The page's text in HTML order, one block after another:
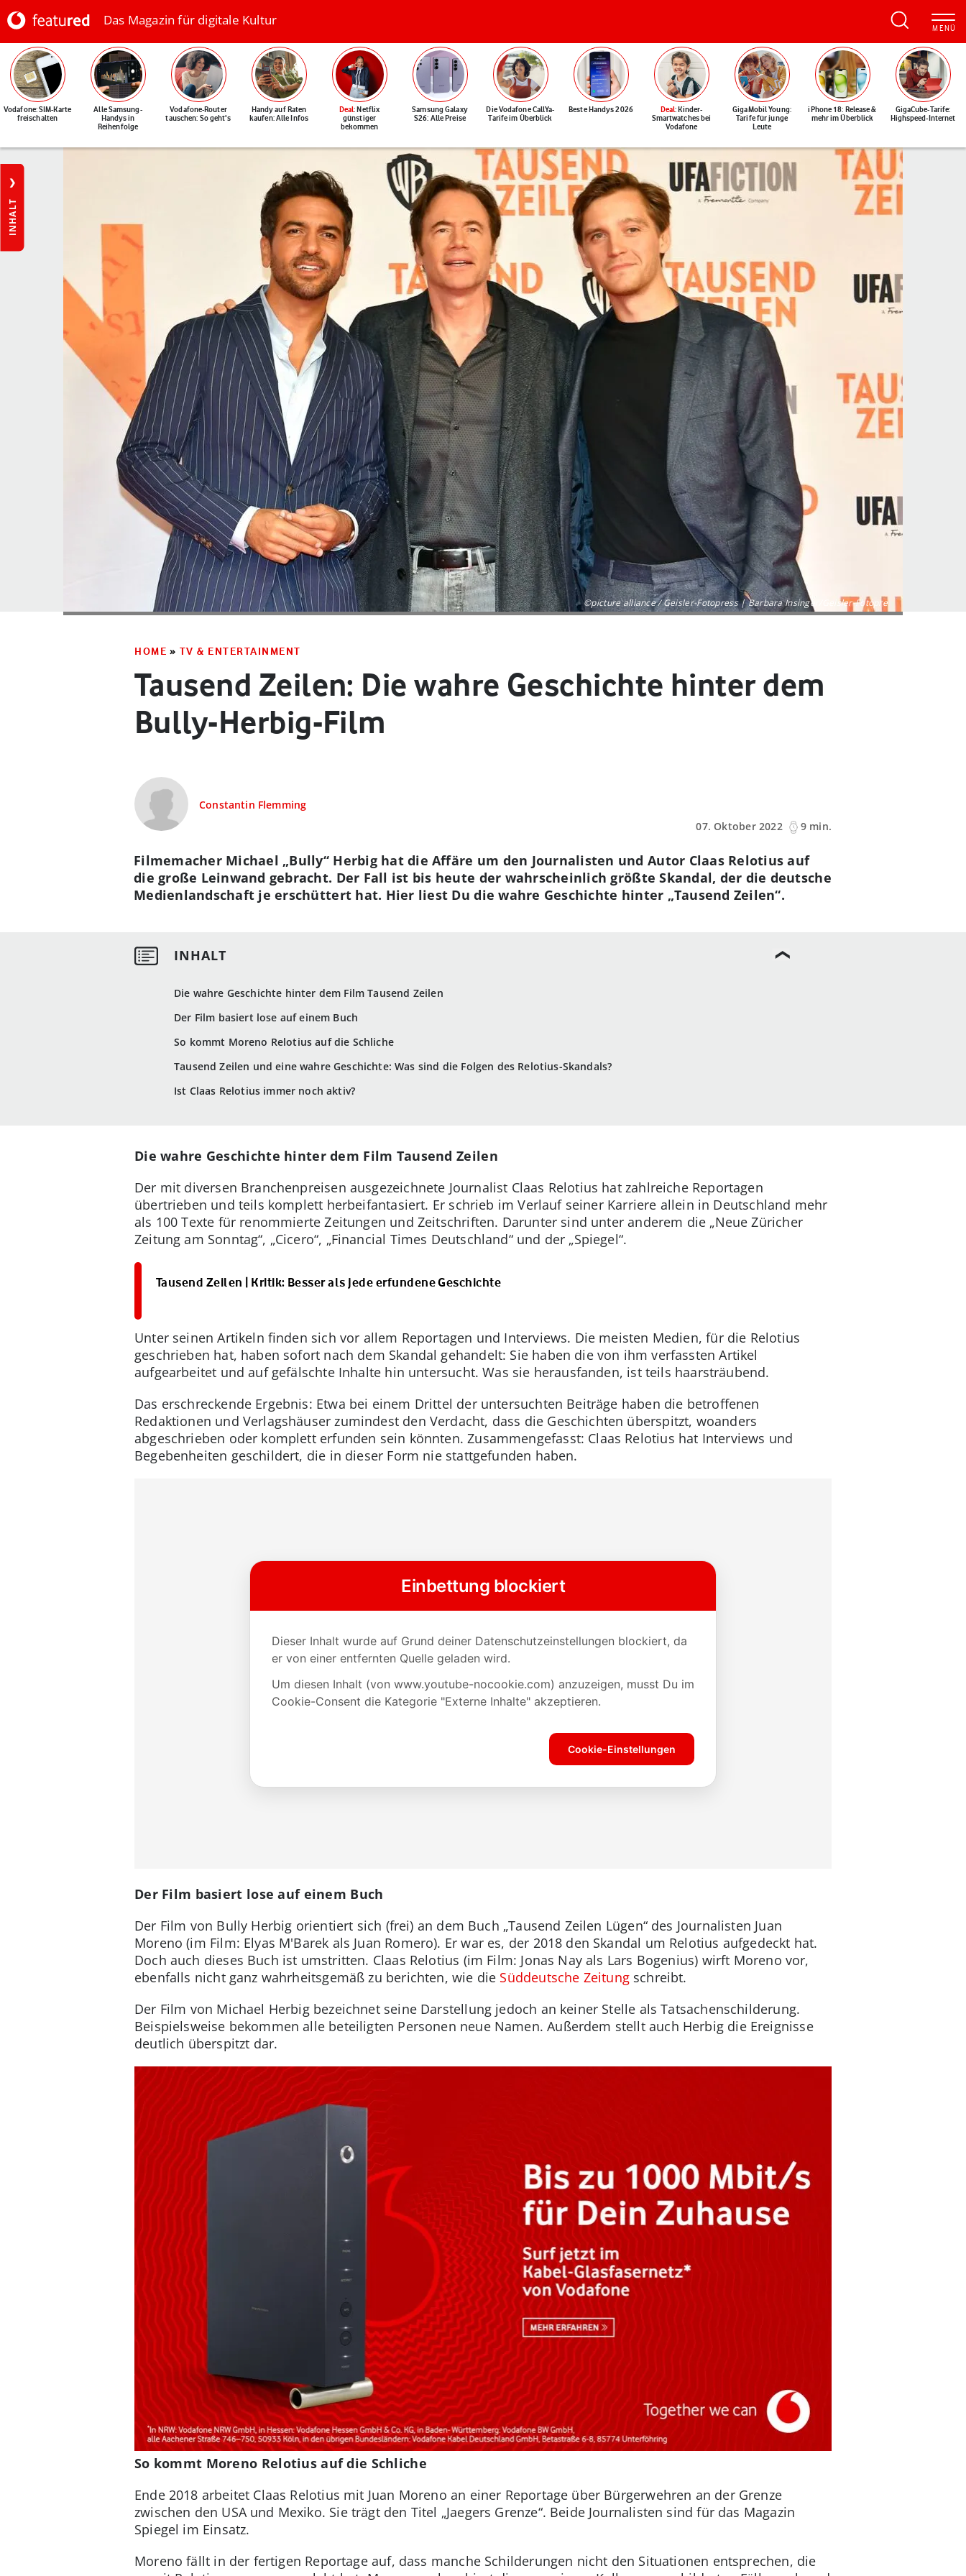
Das Magazin für digitale Kultur
Vodafone: SIM-Karte
freischalten
Alle Samsung-
Handys in
Reihenfolge
Vodafone-Router
tauschen: So geht's
Handy auf Raten
kaufen: Alle Infos
Deal: Netflix
günstiger
bekommen
Samsung Galaxy
S26: Alle Preise
Die Vodafone CallYa-
Tarife im Überblick
Beste Handys 2026 Deal: Kinder-
Smartwatches bei
Vodafone
GigaMobil Young:
Tarife für junge
Leute
iPhone 18: Release &
mehr im Überblick
GigaCube-Tarife:
Highspeed-Internet
INHALT
©picture alliance / Geisler-Fotopress | Barbara Insinger/Geisler-Fotopre
HOME » TV & ENTERTAINMENT
Tausend Zeilen: Die wahre Geschichte hinter dem
Bully-Herbig-Film
Constantin Flemming
07. Oktober 2022
9 min.
Die wahre Geschichte hinter dem Film Tausend Zeilen
Der Film basiert lose auf einem Buch
So kommt Moreno Relotius auf die Schliche
Tausend Zeilen und eine wahre Geschichte: Was sind die Folgen des Relotius-Skandals?
Ist Claas Relotius immer noch aktiv?
Filmemacher Michael „Bully“ Herbig hat die Affäre um den Journalisten und Autor Claas Relotius auf
die große Leinwand gebracht. Der Fall ist bis heute der wahrscheinlich größte Skandal, der die deutsche
Medienlandschaft je erschüttert hat. Hier liest Du die wahre Geschichte hinter „Tausend Zeilen“.
Die wahre Geschichte hinter dem Film Tausend Zeilen
Der mit diversen Branchenpreisen ausgezeichnete Journalist Claas Relotius hat zahlreiche Reportagen
übertrieben und teils komplett herbeifantasiert. Er schrieb im Verlauf seiner Karriere allein in Deutschland mehr
als 100 Texte für renommierte Zeitungen und Zeitschriften. Darunter sind unter anderem die „Neue Züricher
Zeitung am Sonntag“, „Cicero“, „Financial Times Deutschland“ und der „Spiegel“.
Tausend Zeilen | Kritik: Besser als jede erfundene Geschichte
Unter seinen Artikeln finden sich vor allem Reportagen und Interviews. Die meisten Medien, für die Relotius
geschrieben hat, haben sofort nach dem Skandal gehandelt: Sie haben die von ihm verfassten Artikel
aufgearbeitet und auf gefälschte Inhalte hin untersucht. Was sie herausfanden, ist teils haarsträubend.
Das erschreckende Ergebnis: Etwa bei einem Drittel der untersuchten Beiträge haben die betroffenen
Redaktionen und Verlagshäuser zumindest den Verdacht, dass die Geschichten überspitzt, woanders
abgeschrieben oder komplett erfunden sein könnten. Zusammengefasst: Claas Relotius hat Interviews und
Begebenheiten geschildert, die in dieser Form nie stattgefunden haben.
Der Film basiert lose auf einem Buch
Der Film von Bully Herbig orientiert sich (frei) an dem Buch „Tausend Zeilen Lügen“ des Journalisten Juan
Moreno (im Film: Elyas M'Barek als Juan Romero). Er war es, der 2018 den Skandal um Relotius aufgedeckt hat.
Doch auch dieses Buch ist umstritten. Claas Relotius (im Film: Jonas Nay als Lars Bogenius) wirft Moreno vor,
ebenfalls nicht ganz wahrheitsgemäß zu berichten, wie die Süddeutsche Zeitungschreibt.
Der Film von Michael Herbig bezeichnet seine Darstellung jedoch an keiner Stelle als Tatsachenschilderung.
Beispielsweise bekommen alle beteiligten Personen neue Namen. Außerdem stellt auch Herbig die Ereignisse
deutlich überspitzt dar.
So kommt Moreno Relotius auf die Schliche
Ende 2018 arbeitet Claas Relotius mit Juan Moreno an einer Reportage über Bürgerwehren an der Grenze
zwischen den USA und Mexiko. Sie trägt den Titel „Jaegers Grenze“. Beide Journalisten sind für das Magazin
Spiegel im Einsatz.
Moreno fällt in der fertigen Reportage auf, dass manche Schilderungen nicht den Situationen entsprechen, die